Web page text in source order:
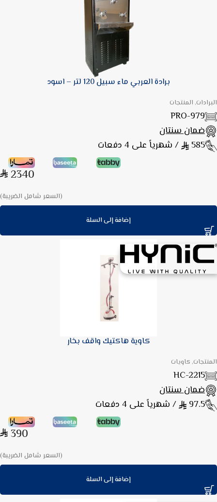
برادة العربي ماء سبيل 120 لتر – اسود
البرادات, المنتجات
PRO-979
ضمان سنتان
585
/ شهرياً على 4 دفعات
2340
(السعر شامل الضريبة)
إضافة إلى السلة
كاوية هاكتيك واقف بخار
المنتجات, كاويات
HC-2215
ضمان سنتان
97.5
/ شهرياً على 4 دفعات
390
(السعر شامل الضريبة)
إضافة إلى السلة